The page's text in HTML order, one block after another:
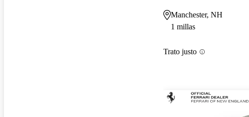
Manchester, NH
1 millas
Trato justo